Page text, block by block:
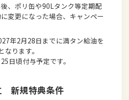
、ポリ缶や90Lタンク等定期配
変更になった場合、キャンペー
年2月28日までに満タン給油を
ります。
日頃付与予定です。
新規特典条件